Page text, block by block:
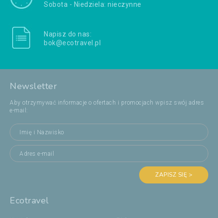
Sobota - Niedziela: nieczynne
Napisz do nas:
bok@ecotravel.pl
Newsletter
Aby otrzymywać informacje o ofertach i promocjach wpisz swój adres
e-mail:
ZAPISZ SIĘ >
Ecotravel